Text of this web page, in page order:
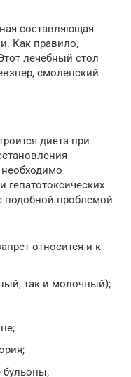
составляющая
Как правило,
лечебный стол
смоленский
диета при
гепатотоксических
подобной проблемой
относится и к
так и молочный);